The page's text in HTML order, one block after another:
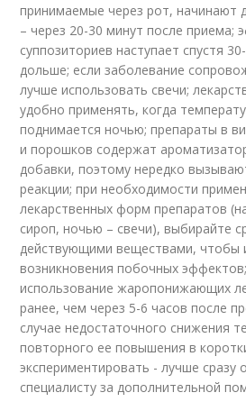
принимаемые через рот, начинают
– через 20-30 минут после приема;
суппозиториев наступает спустя
дольше; если заболевание
лучше использовать свечи;
удобно применять, когда
поднимается ночью; препараты в
и порошков содержат
добавки, поэтому нередко
реакции; при необходимости
лекарственных форм препаратов
сироп, ночью – свечи), выбирайте
действующими веществами, чтобы
возникновения побочных
использование жаропонижающих
ранее, чем через 5-6 часов после
случае недостаточного снижения
повторного ее повышения в
экспериментировать - лучше сразу
специалисту за дополнительной